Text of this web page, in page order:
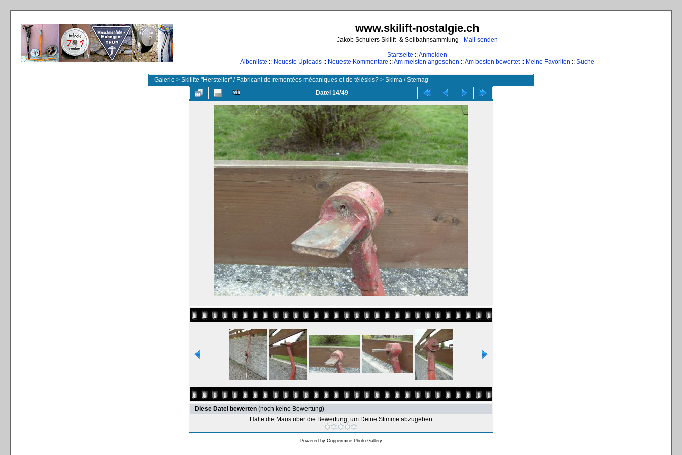
www.skilift-nostalgie.ch
Jakob Schulers Skilift- & Seilbahnsammlung - Mail senden
Startseite ::Anmelden
Albenliste :: Neueste Uploads :: Neueste Kommentare ::Am meisten angesehen ::Am besten bewertet:: Meine Favoriten :: Suche
Galerie > Skilifte "Hersteller" / Fabricant de remontées mécaniques et de téléskis? > Skima / Stemag
Datei 14/49
Diese Datei bewerten (noch keine Bewertung)
Halte die Maus über die Bewertung, um Deine Stimme abzugeben
Powered by Coppermine Photo Gallery